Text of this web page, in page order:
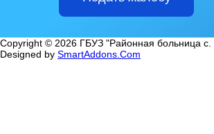
Copyright © 2026 ГБУЗ "Районная больница с.
Designed by SmartAddons.Com